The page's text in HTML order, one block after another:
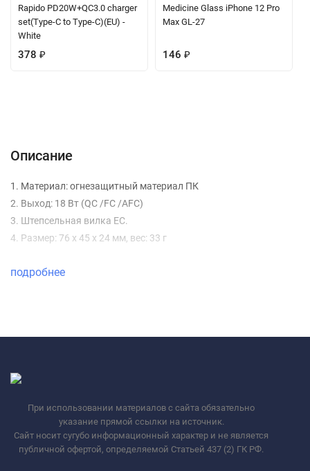
Rapido PD20W+QC3.0 charger
set(Type-C to Type-C)(EU) -
White
378 ₽
Medicine Glass iPhone 12 Pro
Max GL-27
146 ₽
Описание
1. Материал: огнезащитный материал ПК
2. Выход: 18 Вт (QC /FC /AFC)
3. Штепсельная вилка ЕС.
4. Размер: 76 x 45 x 24 мм, вес: 33 г
подробнее
При использовании материалов с сайта обязательно
указание прямой ссылки на источник.
Сайт носит сугубо информационный характер и не является
публичной офертой, определяемой Статьей 437 (2) ГК РФ.